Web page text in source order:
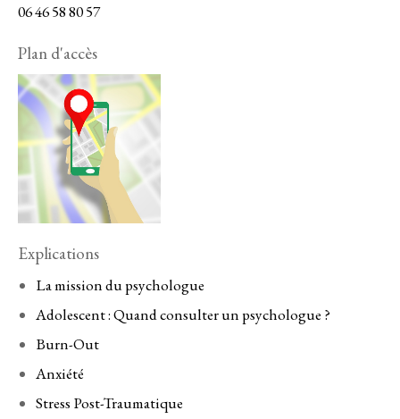
06 46 58 80 57
Plan d'accès
Explications
La mission du psychologue
Adolescent : Quand consulter un psychologue ?
Burn-Out
Anxiété
Stress Post-Traumatique